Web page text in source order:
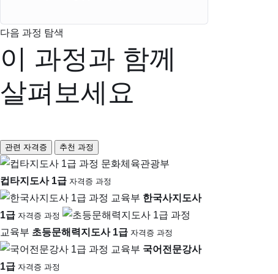
다음 과정 탐색
이 과정과 함께
살펴보세요
관련 자격증 추천 과정
문화체육관광부
컵타지도사 1급 자격증 과정
교육부 한국사지도사
1급 자격증 과정
교육부 초등문해력지도사 1급 자격증 과정
교육부 국어전문강사
1급 자격증 과정